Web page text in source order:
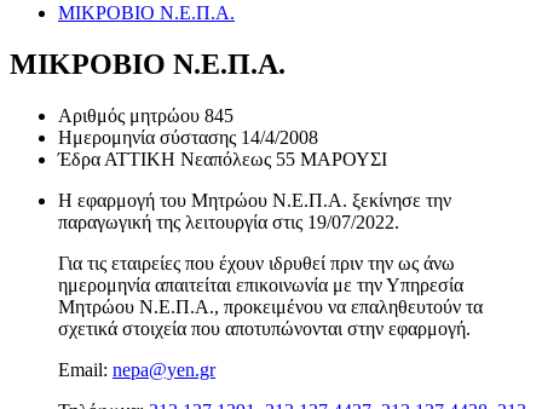
ΜΙΚΡΟΒΙΟ Ν.Ε.Π.Α.
ΜΙΚΡΟΒΙΟ Ν.Ε.Π.Α.
Αριθμός μητρώου 845
Ημερομηνία σύστασης 14/4/2008
Έδρα ΑΤΤΙΚΗ Νεαπόλεως 55 ΜΑΡΟΥΣΙ
Η εφαρμογή του Μητρώου Ν.Ε.Π.Α. ξεκίνησε την
παραγωγική της λειτουργία στις 19/07/2022.
Για τις εταιρείες που έχουν ιδρυθεί πριν την ως άνω
ημερομηνία απαιτείται επικοινωνία με την Υπηρεσία
Μητρώου Ν.Ε.Π.Α., προκειμένου να επαληθευτούν τα
σχετικά στοιχεία που αποτυπώνονται στην εφαρμογή.
Email: nepa@yen.gr